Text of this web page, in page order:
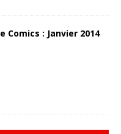
Comics : Janvier 2014